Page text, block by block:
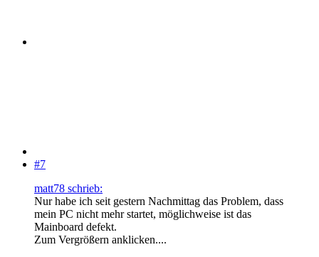
#7
matt78 schrieb:
Nur habe ich seit gestern Nachmittag das Problem, dass
mein PC nicht mehr startet, möglichweise ist das
Mainboard defekt.
Zum Vergrößern anklicken....